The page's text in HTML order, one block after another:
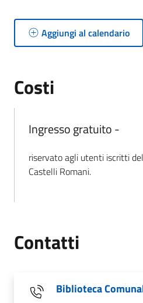
Aggiungi al calendario
Costi
Ingresso gratuito -
riservato agli utenti iscritti
Castelli Romani.
Contatti
Biblioteca